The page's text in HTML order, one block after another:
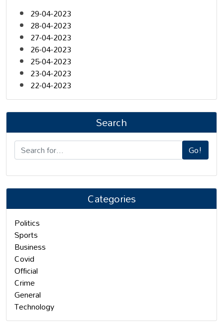
29-04-2023
28-04-2023
27-04-2023
26-04-2023
25-04-2023
23-04-2023
22-04-2023
Search
Go!
Categories
Politics
Sports
Business
Covid
Official
Crime
General
Technology